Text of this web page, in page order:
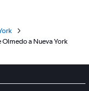
Olmedo a Nueva York